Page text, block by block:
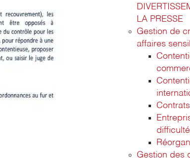
LA PRESSE
Gestion de
affaires
difficulté
Gestion des